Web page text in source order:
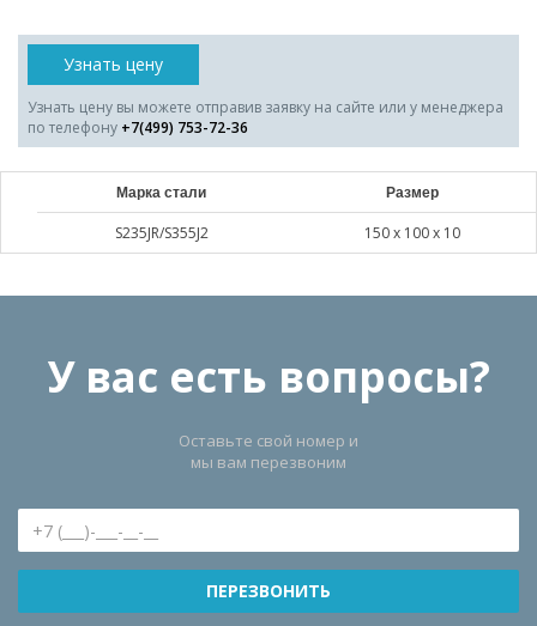
Узнать цену
Узнать цену вы можете отправив заявку на сайте или у менеджера
по телефону +7(499) 753-72-36
Марка стали Размер
S235JR/S355J2 150 х 100 х 10
У вас есть вопросы?
Оставьте свой номер и
мы вам перезвоним